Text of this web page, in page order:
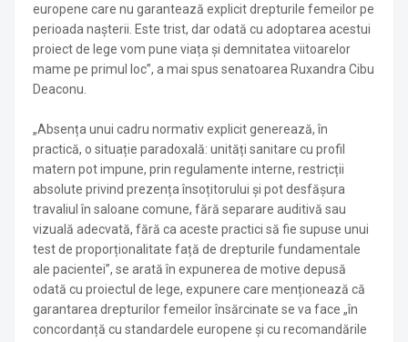
europene care nu garantează explicit drepturile femeilor pe
perioada nașterii. Este trist, dar odată cu adoptarea acestui
proiect de lege vom pune viața și demnitatea viitoarelor
mame pe primul loc”, a mai spus senatoarea Ruxandra Cibu
Deaconu.
„Absența unui cadru normativ explicit generează, în
practică, o situație paradoxală: unități sanitare cu profil
matern pot impune, prin regulamente interne, restricții
absolute privind prezența însoțitorului și pot desfășura
travaliul în saloane comune, fără separare auditivă sau
vizuală adecvată, fără ca aceste practici să fie supuse unui
test de proporționalitate față de drepturile fundamentale
ale pacientei”, se arată în expunerea de motive depusă
odată cu proiectul de lege, expunere care menționează că
garantarea drepturilor femeilor însărcinate se va face „în
concordanță cu standardele europene și cu recomandările